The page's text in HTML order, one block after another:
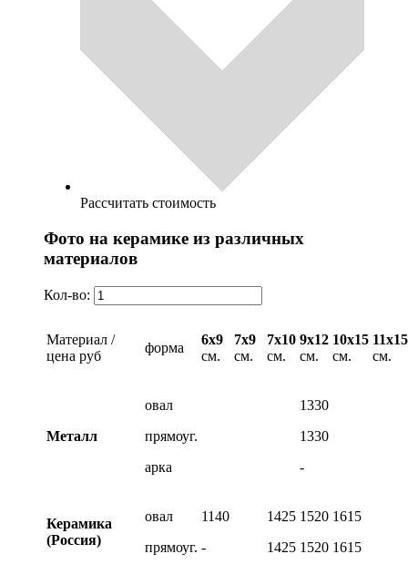
Рассчитать стоимость
Фото на керамике из различных
материалов
Кол-во:
Материал /
цена руб
форма
6х9
см.
7х9
см.
7х10
см.
9х12
см.
10х15
см.
11х15
см.
Металл
овал
прямоуг.
арка
1330
1330
-
Керамика
(Россия)
овал
прямоуг.
1140
-
1425
1425
1520
1520
1615
1615